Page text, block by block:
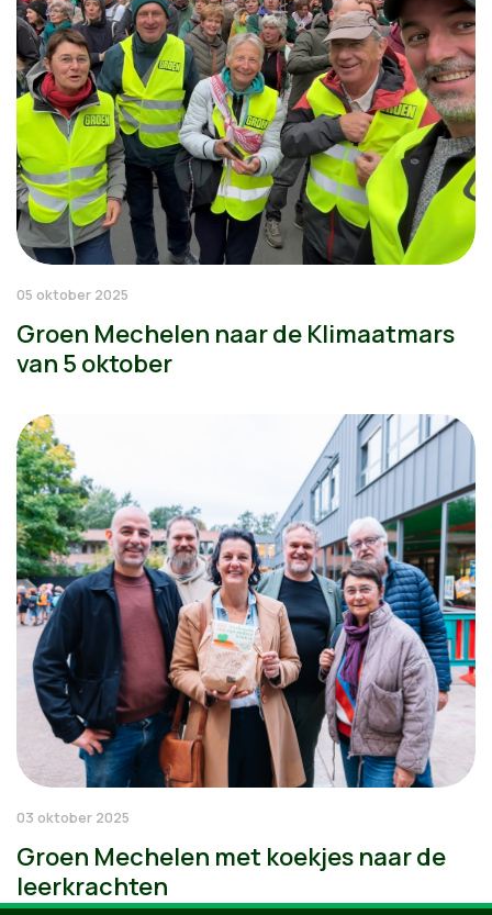
05 oktober 2025
Groen Mechelen naar de Klimaatmars
van 5 oktober
03 oktober 2025
Groen Mechelen met koekjes naar de
leerkrachten